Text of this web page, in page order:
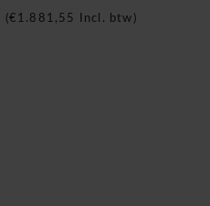
(€1.881,55 Incl. btw)